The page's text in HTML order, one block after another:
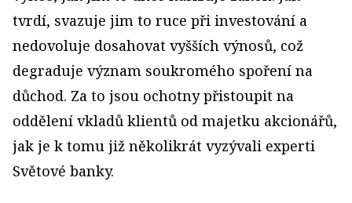
tvrdí, svazuje jim to ruce při investování a
nedovoluje dosahovat vyšších výnosů, což
degraduje význam soukromého spoření na
důchod. Za to jsou ochotny přistoupit na
oddělení vkladů klientů od majetku akcionářů,
jak je k tomu již několikrát vyzývali experti
Světové banky.